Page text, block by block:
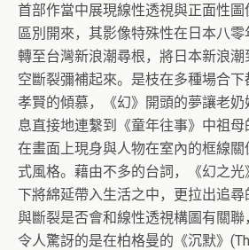
首部作當中展現線性透視與正面性
區別開來，其影像特殊性在日本八零
轉至台灣新浪潮尋根，將日本新浪
空斷裂彌補起來。是枝在多種場合
孝賢的傾慕，《幻》開頭的夢讓老
息直接地連繫到《童年往事》中祖
在畫面上現身與人物在室內的框線
式風格。藉由不多的台詞，《幻之
下將綿延帶入生活之中，更拉出追
與斷裂是否會和線性透視構圖有關聯
令人驚訝的是在柏格曼的《沉默》